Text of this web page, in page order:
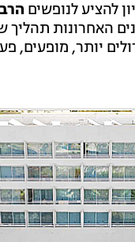
האחרונות
יותר, מופעים,